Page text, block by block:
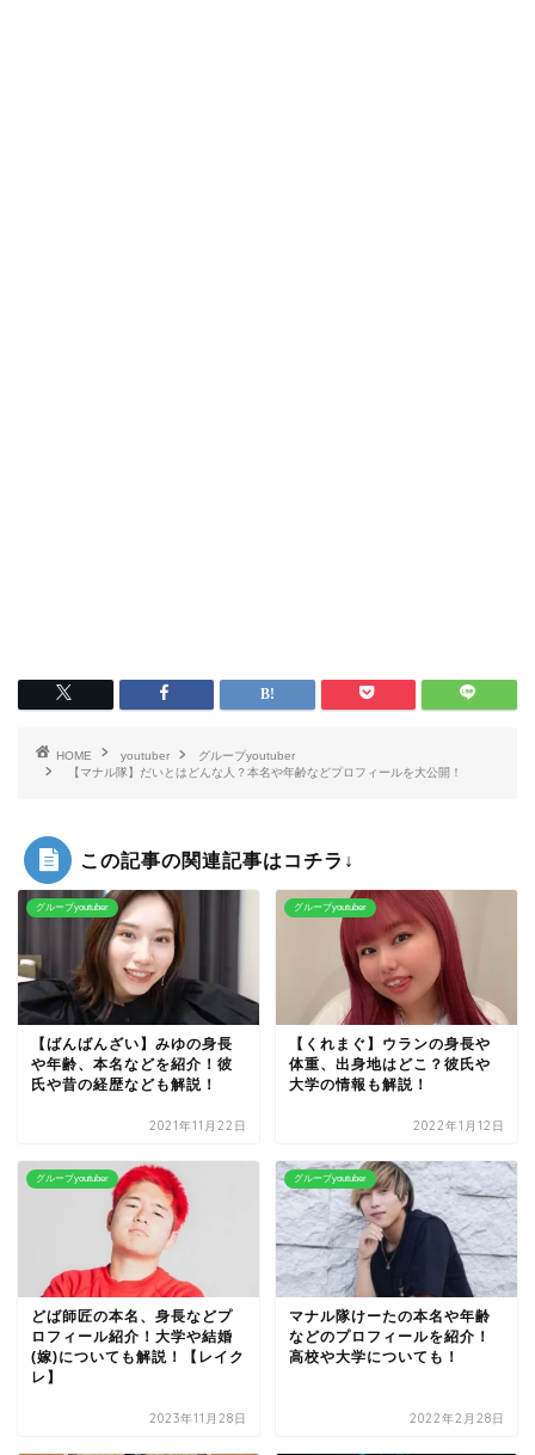
HOME youtuber
グループyoutuber
【マナル隊】だいとはどんな人？本名や年齢などプロフィールを大公開！
この記事の関連記事はコチラ↓
グループyoutuber
【ばんばんざい】みゆの身長
や年齢、本名などを紹介！彼
氏や昔の経歴なども解説！
2021年11月22日
グループyoutuber
【くれまぐ】ウランの身長や
体重、出身地はどこ？彼氏や
大学の情報も解説！
2022年1月12日
グループyoutuber
どば師匠の本名、身長などプ
ロフィール紹介！大学や結婚
(嫁)についても解説！【レイク
レ】
2023年11月28日
グループyoutuber
マナル隊けーたの本名や年齢
などのプロフィールを紹介！
高校や大学についても！
2022年2月28日